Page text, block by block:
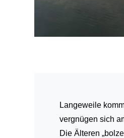
Langeweile
vergnügen sich
Die Älteren